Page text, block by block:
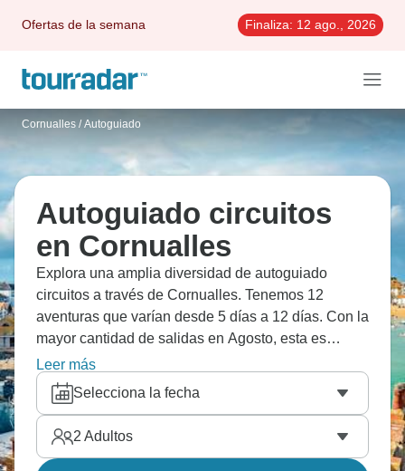
Ofertas de la semana Finaliza: 12 ago., 2026
Cornualles / Autoguiado
Autoguiado circuitos
en Cornualles
Explora una amplia diversidad de autoguiado
circuitos a través de Cornualles. Tenemos 12
aventuras que varían desde 5 días a 12 días. Con la
mayor cantidad de salidas en Agosto, esta es
también la época más popular del año.
Leer más
Selecciona la fecha
2 Adultos